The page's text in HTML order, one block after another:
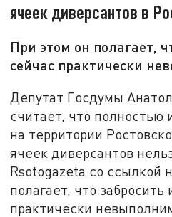
ячеек диверсантов в
При этом он полагает,
сейчас практически
Депутат Госдумы
считает, что полностью
на территории
ячеек диверсантов
Rsotogazeta со ссылкой
полагает, что забросить
практически